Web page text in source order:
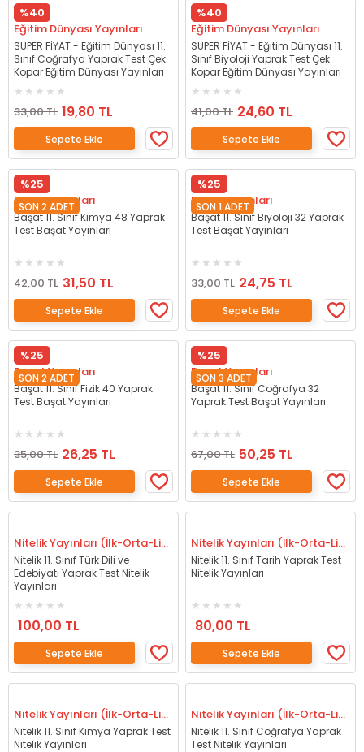
%40
Eğitim Dünyası Yayınları
SÜPER FİYAT - Eğitim Dünyası 11.
Sınıf Coğrafya Yaprak Test Çek
Kopar Eğitim Dünyası Yayınları
33,00 TL 19,80 TL
Sepete Ekle
%40
Eğitim Dünyası Yayınları
SÜPER FİYAT - Eğitim Dünyası 11.
Sınıf Biyoloji Yaprak Test Çek
Kopar Eğitim Dünyası Yayınları
41,00 TL 24,60 TL
Sepete Ekle
%25
SON 2 ADET
Başat Yayınları
Başat 11. Sınıf Kimya 48 Yaprak
Test Başat Yayınları
42,00 TL 31,50 TL
Sepete Ekle
%25
SON 1 ADET
Başat Yayınları
Başat 11. Sınıf Biyoloji 32 Yaprak
Test Başat Yayınları
33,00 TL 24,75 TL
Sepete Ekle
%25
SON 2 ADET
Başat Yayınları
Başat 11. Sınıf Fizik 40 Yaprak
Test Başat Yayınları
35,00 TL 26,25 TL
Sepete Ekle
%25
SON 3 ADET
Başat Yayınları
Başat 11. Sınıf Coğrafya 32
Yaprak Test Başat Yayınları
67,00 TL 50,25 TL
Sepete Ekle
Nitelik Yayınları (İlk-Orta-Lise)
Nitelik 11. Sınıf Türk Dili ve
Edebiyatı Yaprak Test Nitelik
Yayınları
100,00 TL
Sepete Ekle
Nitelik Yayınları (İlk-Orta-Lise)
Nitelik 11. Sınıf Tarih Yaprak Test
Nitelik Yayınları
80,00 TL
Sepete Ekle
Nitelik Yayınları (İlk-Orta-Lise)
Nitelik 11. Sınıf Kimya Yaprak Test
Nitelik Yayınları
Nitelik Yayınları (İlk-Orta-Lise)
Nitelik 11. Sınıf Coğrafya Yaprak
Test Nitelik Yayınları